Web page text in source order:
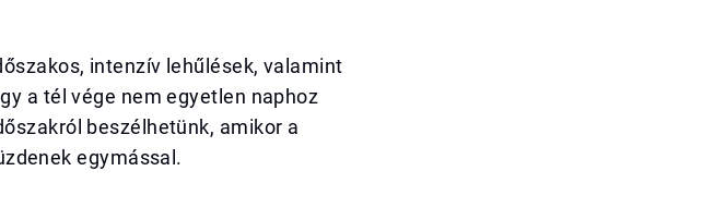
intenzív lehűlések, valamint
a tél vége nem egyetlen naphoz
beszélhetünk, amikor a
egymással.